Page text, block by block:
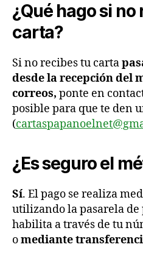
¿Qué hago si no
carta?
Si no recibes tu carta
desde la recepción del
correos, ponte en
posible para que te den
(
¿Es seguro el
Sí. El pago se realiza
utilizando la pasarela de
habilita a través de tu
omediante